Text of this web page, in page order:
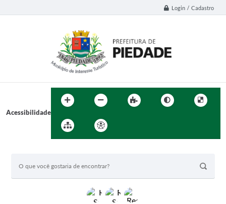
Login / Cadastro
Acessibilidade